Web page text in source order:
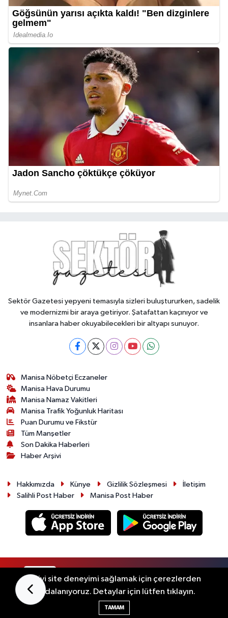
Sektör Gazetesi yepyeni temasıyla sizleri buluştururken, sadelik
ve modernizmi bir araya getiriyor. Şatafattan kaçınıyor ve
insanlara haber okuyabilecekleri bir altyapı sunuyor.
Manisa Nöbetçi Eczaneler
Manisa Hava Durumu
Manisa Namaz Vakitleri
Manisa Trafik Yoğunluk Haritası
Puan Durumu ve Fikstür
Tüm Manşetler
Son Dakika Haberleri
Haber Arşivi
Hakkımızda Künye Gizlilik Sözleşmesi
İletişim
Salihli Post Haber
Manisa Post Haber
Haber Yazılımı:
En iyi site deneyimi sağlamak için çerezlerden
faydalanıyoruz. Detaylar için lütfen tıklayın.
TAMAM